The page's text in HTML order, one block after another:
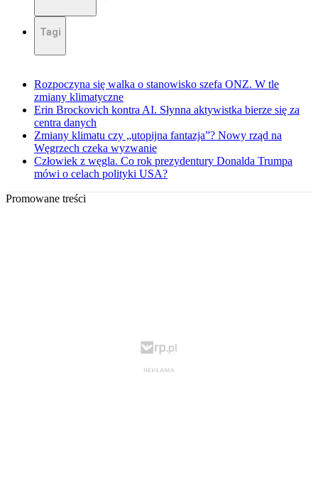
Tagi
Rozpoczyna się walka o stanowisko szefa ONZ. W tle
zmiany klimatyczne
Erin Brockovich kontra AI. Słynna aktywistka bierze się za
centra danych
Zmiany klimatu czy „utopijna fantazja”? Nowy rząd na
Węgrzech czeka wyzwanie
Człowiek z węgla. Co rok prezydentury Donalda Trumpa
mówi o celach polityki USA?
Promowane treści